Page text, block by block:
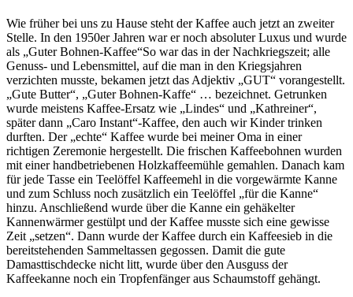
Wie früher bei uns zu Hause steht der Kaffee auch jetzt an zweiter
Stelle. In den 1950er Jahren war er noch absoluter Luxus und wurde
als
Guter Bohnen-Kaffee So war das in der Nachkriegszeit; alle
Genuss- und Lebensmittel, auf die man in den Kriegsjahren
verzichten musste, bekamen jetzt das Adjektiv
GUT
vorangestellt.
Gute Butter , Guter Bohnen-Kaffe … bezeichnet. Getrunken
wurde meistens Kaffee-Ersatz wie
Lindes und Kathreiner ,
später dann
Caro Instant -Kaffee, den auch wir Kinder trinken
durften. Der echte
Kaffee wurde bei meiner Oma in einer
richtigen Zeremonie hergestellt. Die frischen Kaffeebohnen wurden
mit einer handbetriebenen Holzkaffeemühle gemahlen. Danach kam
für jede Tasse ein Teelöffel Kaffeemehl in die vorgewärmte Kanne
und zum Schluss noch zusätzlich ein Teelöffel
für die Kanne
hinzu. Anschließend wurde über die Kanne ein gehäkelter
Kannenwärmer gestülpt und der Kaffee musste sich eine gewisse
Zeit
setzen . Dann wurde der Kaffee durch ein Kaffeesieb in die
bereitstehenden Sammeltassen gegossen. Damit die gute
Damasttischdecke nicht litt, wurde über den Ausguss der
Kaffeekanne noch ein Tropfenfänger aus Schaumstoff gehängt.